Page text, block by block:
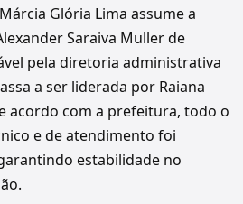
Glória Lima assume a
Saraiva Muller de
pela diretoria administrativa
a ser liderada por Raiana
acordo com a prefeitura, todo o
e de atendimento foi
estabilidade no